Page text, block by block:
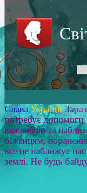
Слава Україні!
потребує
важливою та
біженцям,
все це наближує
землі. Не будь